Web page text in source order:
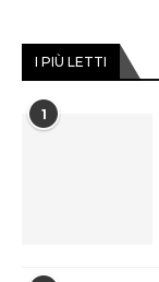
I PIÙ LETTI
1